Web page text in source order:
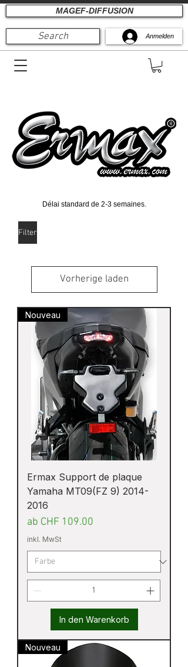
MAGEF-DIFFUSION
Search Anmelden
Délai standard de 2-3 semaines.
Filter
Vorherige laden
Nouveau
Ermax Support de plaque
Yamaha MT09(FZ 9) 2014-
2016
ab CHF 109.00
Sale-Preis
inkl. MwSt
In den Warenkorb
Nouveau